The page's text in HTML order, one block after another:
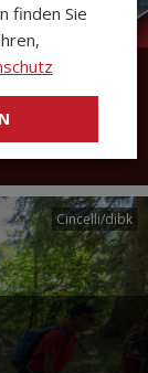
Cincelli/dibk
finden Sie